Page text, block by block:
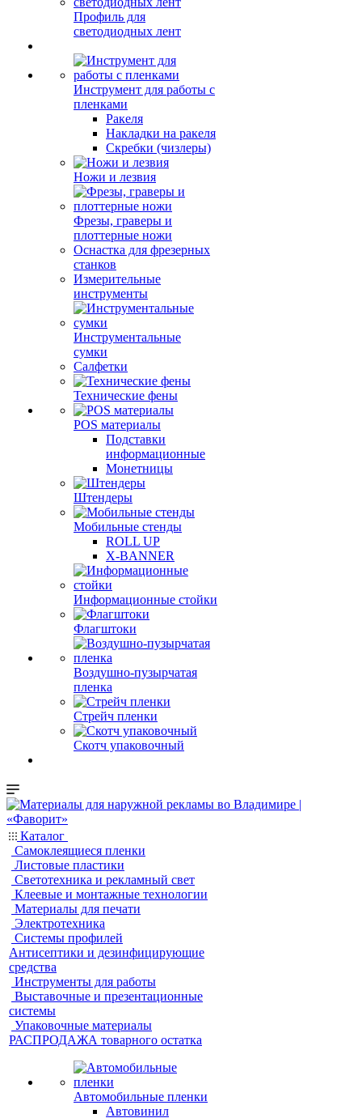
Профиль для
светодиодных лент
Инструмент для работы с
пленками
Ракеля
Накладки на ракеля
Скребки (чизлеры)
Ножи и лезвия
Фрезы, граверы и
плоттерные ножи
Оснастка для фрезерных
станков
Измерительные
инструменты
Инструментальные
сумки
Салфетки
Технические фены
POS материалы
Подставки
информационные
Монетницы
Штендеры
Мобильные стенды
ROLL UP
X-BANNER
Информационные стойки
Флагштоки
Воздушно-пузырчатая
пленка
Стрейч пленки
Скотч упаковочный
Каталог
Самоклеящиеся пленки
Листовые пластики
Светотехника и рекламный свет
Клеевые и монтажные технологии
Материалы для печати
Электротехника
Системы профилей
Антисептики и дезинфицирующие
средства
Инструменты для работы
Выставочные и презентационные
системы
Упаковочные материалы
РАСПРОДАЖА товарного остатка
Автомобильные пленки
Автовинил